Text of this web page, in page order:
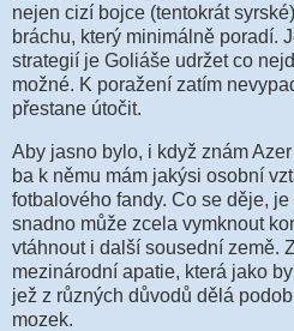
nejen cizí bojce (tentokrát
bráchu, který minimálně poradí.
strategií je Goliáše udržet co
možné. K poražení zatím
přestane útočit.
Aby jasno bylo, i když znám
ba k němu mám jakýsi osobní
fotbalového fandy. Co se děje,
snadno může zcela vymknout
vtáhnout i další sousední země.
mezinárodní apatie, která jako
jež z různých důvodů dělá
mozek.